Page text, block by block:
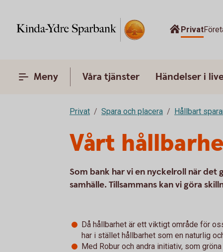
Privat
Meny Våra tjänster Händelser i
Privat Spara och placera Hållbart
Vårt
Som bank har vi en nyckelroll när
samhälle. Tillsammans kan vi göra
Då hållbarhet är ett viktigt område för
har i stället hållbarhet som en naturlig
Med Robur och andra initiativ, som